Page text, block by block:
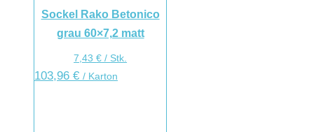
Sockel Rako Betonico
grau 60×7,2 matt
7,43€ / Stk.
103,96 € / Karton